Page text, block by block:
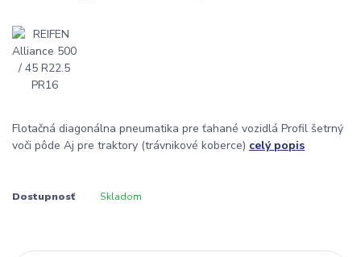
Flotačná diagonálna pneumatika pre ťahané vozidlá Profil šetrný
voči pôde Aj pre traktory (trávnikové koberce) celý popis
Dostupnosť Skladom